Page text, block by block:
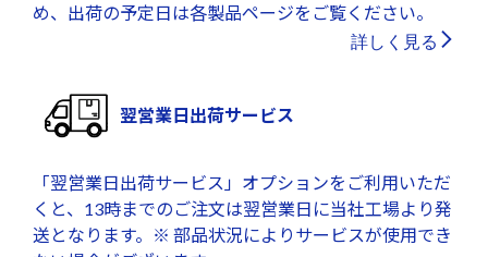
め、出荷の予定日は各製品ページをご覧ください。
詳しく見る
翌営業日出荷サービス
「翌営業日出荷サービス」オプションをご利用いただ
くと、13時までのご注文は翌営業日に当社工場より発
送となります。※ 部品状況によりサービスが使用でき